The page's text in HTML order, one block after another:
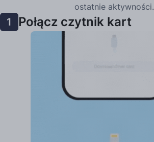
ostatnie aktywności.
1 Połącz czytnik kart